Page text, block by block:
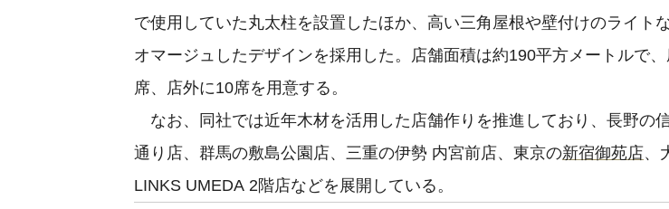
で使用していた丸太柱を設置したほか、高い三角屋根や壁付けのライト
オマージュしたデザインを採用した。店舗面積は約190平方メートルで
席、店外に10席を用意する。
なお、同社では近年木材を活用した店舗作りを推進しており、長野の
通り店、群馬の敷島公園店、三重の伊勢 内宮前店、東京の新宿御苑店、
LINKS UMEDA 2階店などを展開している。